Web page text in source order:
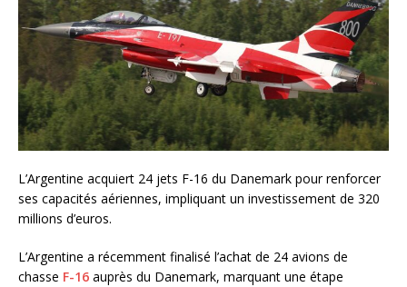
L’Argentine acquiert 24 jets F-16 du Danemark pour renforcer
ses capacités aériennes, impliquant un investissement de 320
millions d’euros.
L’Argentine a récemment finalisé l’achat de 24 avions de
chasse F-16 auprès du Danemark, marquant une étape